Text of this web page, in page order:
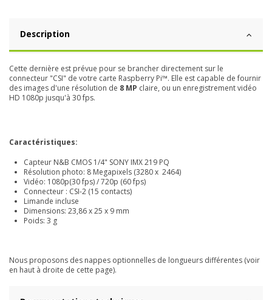
Description
Cette dernière est prévue pour se brancher directement sur le
connecteur "CSI" de votre carte Raspberry Pi™. Elle est capable de fournir
des images d'une résolution de 8 MP claire, ou un enregistrement vidéo
HD 1080p jusqu'à 30 fps.
Caractéristiques:
Capteur N&B CMOS 1/4" SONY IMX 219 PQ
Résolution photo: 8 Megapixels (3280 x 2464)
Vidéo: 1080p(30 fps) / 720p (60 fps)
Connecteur : CSI-2 (15 contacts)
Limande incluse
Dimensions: 23,86 x 25 x 9 mm
Poids: 3 g
Nous proposons des nappes optionnelles de longueurs différentes (voir
en haut à droite de cette page).